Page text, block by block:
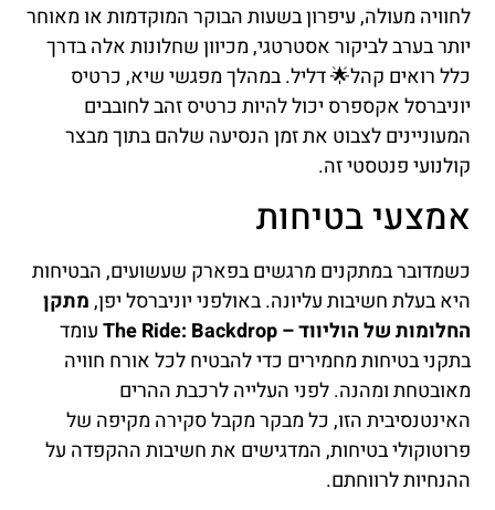
לחוויה מעולה, עיפרון בשעות הבוקר המוקדמות או מאוחר
יותר בערב לביקור אסטרטגי, מכיוון שחלונות אלה בדרך
כלל רואים קהל🌟 דליל. במהלך מפגשי שיא, כרטיס
יוניברסל אקספרס יכול להיות כרטיס זהב לחובבים
המעוניינים לצבוט את זמן הנסיעה שלהם בתוך מבצר
קולנועי פנטסטי זה.
אמצעי בטיחות
כשמדובר במתקנים מרגשים בפארק שעשועים, הבטיחות
היא בעלת חשיבות עליונה. באולפני יוניברסל יפן,מתקן
החלומות של הוליווד – The Ride: Backdrop
עומד
בתקני בטיחות מחמירים כדי להבטיח לכל אורח חוויה
מאובטחת ומהנה. לפני העלייה לרכבת ההרים
האינטנסיבית הזו, כל מבקר מקבל סקירה מקיפה של
פרוטוקולי בטיחות, המדגישים את חשיבות ההקפדה על
ההנחיות לרווחתם.